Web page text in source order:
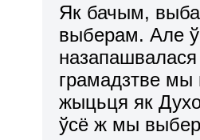
Як бачым,
выбеpам. Але ў
назапашвалася
грамадзтве мы
жыцьця як
ўсё ж мы